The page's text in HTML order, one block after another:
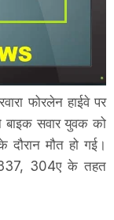
फोरलेन हाईवे पर
बाइक सवार युवक को
मौत हो गई।
304ए के तहत